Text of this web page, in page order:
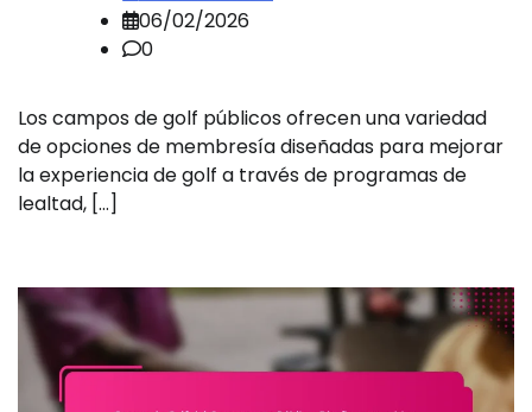
06/02/2026
0
Los campos de golf públicos ofrecen una variedad
de opciones de membresía diseñadas para mejorar
la experiencia de golf a través de programas de
lealtad, […]